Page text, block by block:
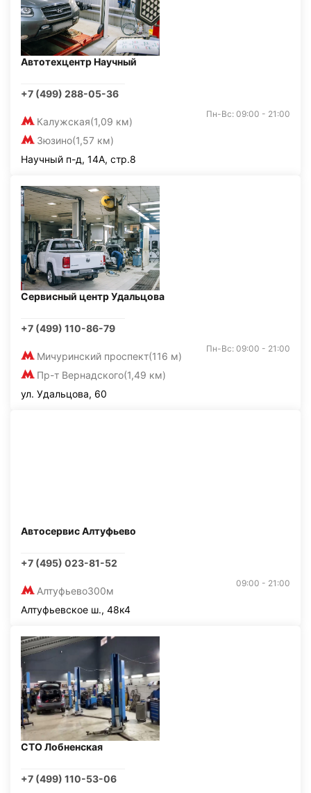
Автотехцентр Научный
+7 (499) 288-05-36
Калужская(1,09 км)
Зюзино(1,57 км)
Пн-Вс: 09:00 - 21:00
Научный п-д, 14А, стр.8
Сервисный центр Удальцова
+7 (499) 110-86-79
Мичуринский проспект(116 м)
Пр-т Вернадского(1,49 км)
Пн-Вс: 09:00 - 21:00
ул. Удальцова, 60
Автосервис Алтуфьево
+7 (495) 023-81-52
Алтуфьево300м
09:00 - 21:00
Алтуфьевское ш., 48к4
СТО Лобненская
+7 (499) 110-53-06